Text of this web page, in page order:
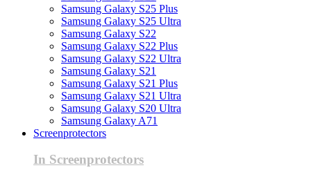
Samsung Galaxy S25 Plus
Samsung Galaxy S25 Ultra
Samsung Galaxy S22
Samsung Galaxy S22 Plus
Samsung Galaxy S22 Ultra
Samsung Galaxy S21
Samsung Galaxy S21 Plus
Samsung Galaxy S21 Ultra
Samsung Galaxy S20 Ultra
Samsung Galaxy A71
Screenprotectors
In Screenprotectors